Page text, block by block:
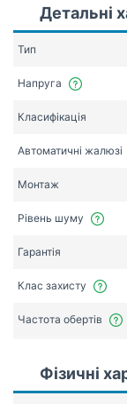
Детальні
Тип
Напруга
Класифікація
Автоматичні жалюзі
Монтаж
Рівень шуму
Гарантія
Клас захисту
Частота обертів
Фізичні